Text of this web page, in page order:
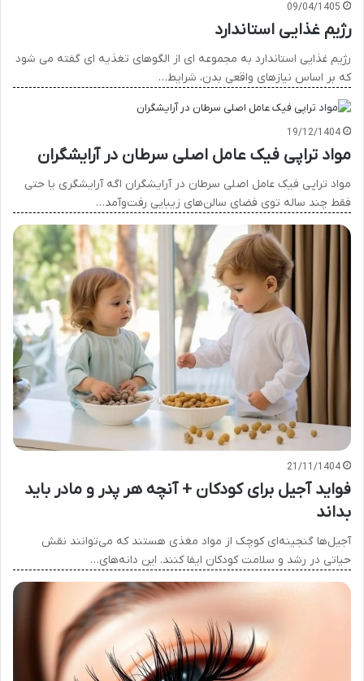
09/04/1405
رژیم غذایی استاندارد
رژیم غذایی استاندارد به مجموعه ای از الگوهای تغذیه ای گفته می شود
که بر اساس نیازهای واقعی بدن، شرایط…
19/12/1404
مواد تراپی فیک عامل اصلی سرطان در آرایشگران
مواد تراپی فیک عامل اصلی سرطان در آرایشگران اگه آرایشگری یا حتی
فقط چند ساله توی فضای سالن‌های زیبایی رفت‌وآمد…
21/11/1404
فواید آجیل برای کودکان + آنچه هر پدر و مادر باید
بداند
آجیل‌ها گنجینه‌ای کوچک از مواد مغذی هستند که می‌توانند نقش
حیاتی در رشد و سلامت کودکان ایفا کنند. این دانه‌های…